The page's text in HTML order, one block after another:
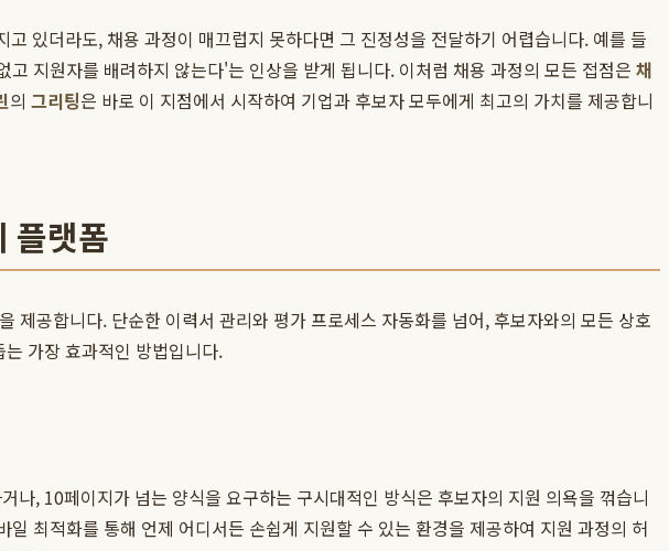
있더라도, 채용 과정이 매끄럽지 못하다면 그 진정성을 전달하기 어렵습니다. 예를 들
지원자를 배려하지 않는다'는 인상을 받게 됩니다. 이처럼 채용 과정의 모든 접점은 채
의 그리팅은 바로 이 지점에서 시작하여 기업과 후보자 모두에게 최고의 가치를 제공합니
플랫폼
공합니다. 단순한 이력서 관리와 평가 프로세스 자동화를 넘어, 후보자와의 모든 상호
가장 효과적인 방법입니다.
, 10페이지가 넘는 양식을 요구하는 구시대적인 방식은 후보자의 지원 의욕을 꺾습니
최적화를 통해 언제 어디서든 손쉽게 지원할 수 있는 환경을 제공하여 지원 과정의 허